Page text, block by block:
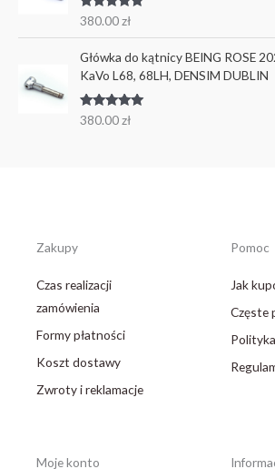
Oceniono
380.00zł
Główka do kątnicy BEING ROSE
KaVo L68, 68LH, DENSIM DUBLIN
Oceniono
380.00zł
Zakupy
Czas realizacji
zamówienia
Formy płatności
Koszt dostawy
Zwroty i reklamacje
Pomoc
Jak
Częste
Moje konto